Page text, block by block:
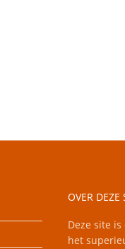
OVER DEZE
Deze site
het